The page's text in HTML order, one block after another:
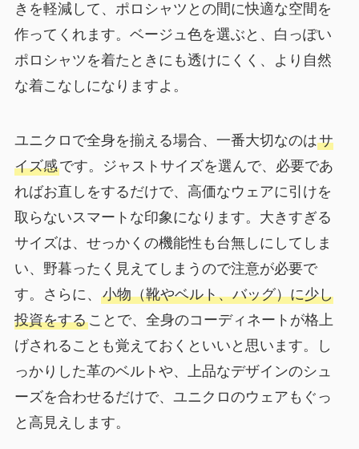
きを軽減して、ポロシャツとの間に快適な空間を
作ってくれます。ベージュ色を選ぶと、白っぽい
ポロシャツを着たときにも透けにくく、より自然
な着こなしになりますよ。
ユニクロで全身を揃える場合、一番大切なのはサ
イズ感です。ジャストサイズを選んで、必要であ
ればお直しをするだけで、高価なウェアに引けを
取らないスマートな印象になります。大きすぎる
サイズは、せっかくの機能性も台無しにしてしま
い、野暮ったく見えてしまうので注意が必要で
す。さらに、 小物（靴やベルト、バッグ）に少し
投資をすることで、全身のコーディネートが格上
げされることも覚えておくといいと思います。し
っかりした革のベルトや、上品なデザインのシュ
ーズを合わせるだけで、ユニクロのウェアもぐっ
と高見えします。